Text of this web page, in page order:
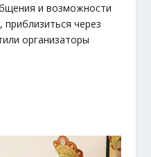
и возможности
приблизиться через
организаторы